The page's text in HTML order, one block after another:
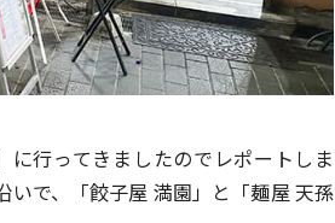
行ってきましたのでレポートしま
いで、「餃子屋 満園」と「麺屋 天孫